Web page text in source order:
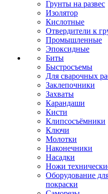
Грунты на развес
Изолятор
Кислотные
Отвердители к
Промышленные
Эпоксидные
Биты
Быстросъемы
Для сварочных
Заклепочники
Захваты
Карандаши
Кисти
Клипсосъёмники
Ключи
Молотки
Наконечники
Насадки
Ножи
Оборудование
покраски